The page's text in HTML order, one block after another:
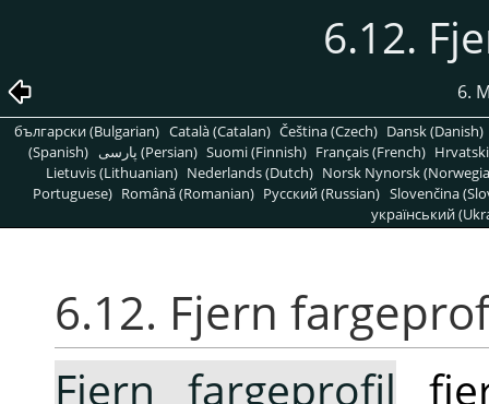
6.12.
6.
български (Bulgarian) Català (Catalan) Čeština (Czech) Dansk (Danish)
(Spanish)
پارسی (Persian) Suomi (Finnish) Français (French)
Lietuvis (Lithuanian) Nederlands (Dutch) Norsk Nynorsk
Portuguese) Română (Romanian) Pусский (Russian) Slovenčina
український
6.12. Fjern
Fjern fargeprofil